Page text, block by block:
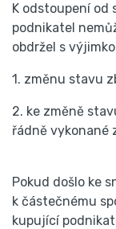
K odstoupení od
podnikatel
obdržel s
1. změnu stavu
2. ke změně
řádně vykonané
Pokud došlo ke
k částečnému
kupující